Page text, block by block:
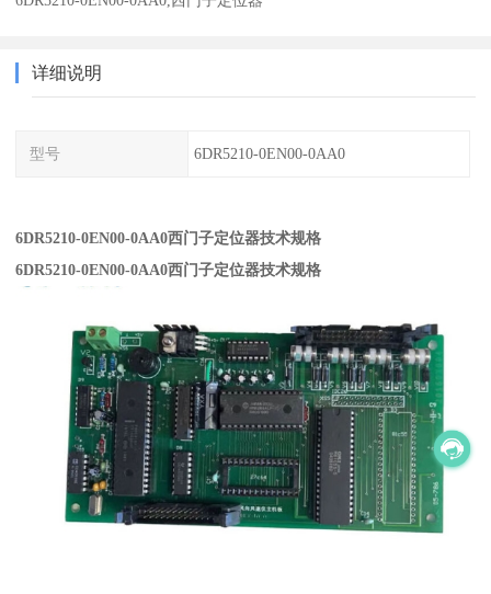
详细说明
型号 6DR5210-0EN00-0AA0
6DR5210-0EN00-0AA0西门子定位器技术规格
6DR5210-0EN00-0AA0西门子定位器技术规格